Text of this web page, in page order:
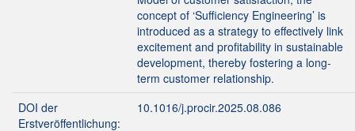
concept of ‘Sufficiency Engineering’ is
introduced as a strategy to effectively link
excitement and profitability in sustainable
development, thereby fostering a long-
term customer relationship.
DOI der
Erstveröffentlichung:
10.1016/j.procir.2025.08.086